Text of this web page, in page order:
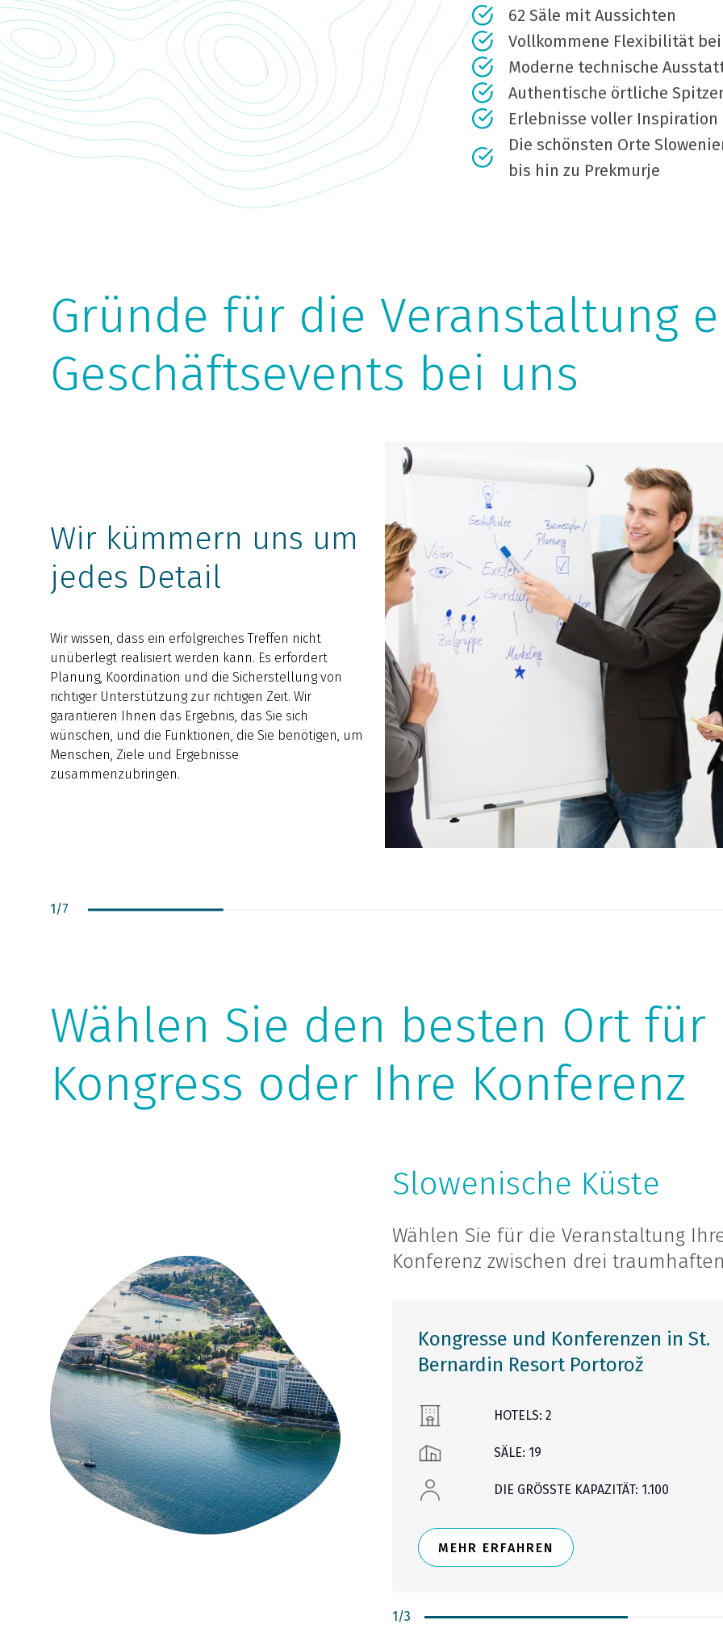
62 Säle mit Aussichten
Vollkommene Flexibilität
Moderne technische
Authentische örtliche
Erlebnisse voller Inspiration
Die schönsten Orte
bis hin zu Prekmurje
Gründe für die Veranstaltung
Geschäftsevents bei uns
Wir kümmern uns um
jedes Detail
Wir wissen, dass ein erfolgreiches Treffen nicht
unüberlegt realisiert werden kann. Es erfordert
Planung, Koordination und die Sicherstellung von
richtiger Unterstützung zur richtigen Zeit. Wir
garantieren Ihnen das Ergebnis, das Sie sich
wünschen, und die Funktionen, die Sie benötigen, um
Menschen, Ziele und Ergebnisse
zusammenzubringen.
Wir sind Experten für
Events
Wenn es um hervorragende Events geht, plant,
bedenkt und führt unser Team vertrauenswürdiger
Experten seit Jahrzehnten jeden Bestandteil Ihrer
Veranstaltung durch, egal wie groß und komplex das
Event auch sein mag.
1/7
Wählen Sie den besten Ort für
Kongress oder Ihre Konferenz
Slowenische Küste
Wählen Sie für die Veranstaltung
Konferenz zwischen drei
Kongresse und Konferenzen in St.
Bernardin Resort Portorož
HOTELS: 2
SÄLE: 19
DIE GRÖSSTE KAPAZITÄT: 1.100
MEHR ERFAHREN
1/3